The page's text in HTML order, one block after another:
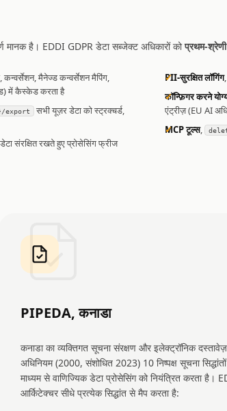
मानक है। EDDI GDPR डेटा सब्जेक्ट अधिकारों कोप्रथम-
कन्वर्सेशन, मैनेज्ड कन्वर्सेशन मैपिंग,
में कैस्केड करता है
export
सभी यूज़र डेटा को स्ट्रक्चर्ड,
डेटा संरक्षित रखते हुए प्रोसेसिंग फ्रीज
PII-सुरक्षित लॉगिंग
कॉन्फ़िगर करने
एंट्रीज़ (EU AI
MCP टूल्स,
PIPEDA, कनाडा
कनाडा का व्यक्तिगत सूचना संरक्षण और इलेक्ट्रॉनिक दस्तावेज़
अधिनियम (2000, संशोधित 2023) 10 निष्पक्ष सूचना
माध्यम से वाणिज्यिक डेटा प्रोसेसिंग को नियंत्रित करता है।
आर्किटेक्चर सीधे प्रत्येक सिद्धांत से मैप करता है: